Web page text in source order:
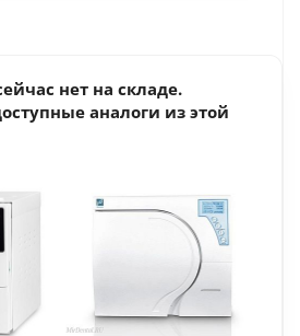
нет на складе.
аналоги из этой